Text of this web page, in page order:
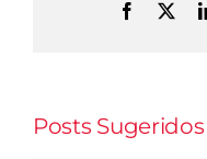
Facebook
Posts Sugeridos